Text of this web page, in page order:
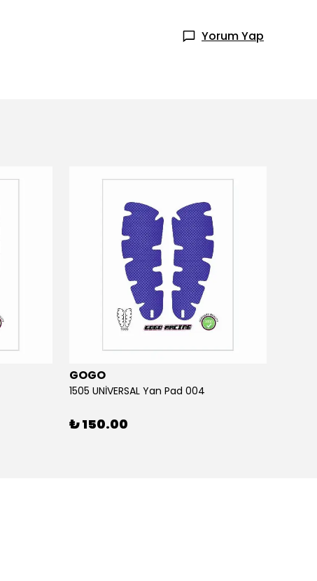
Yorum Yap
GOGO
1505 UNİVERSAL Yan Pad 004
₺ 150.00